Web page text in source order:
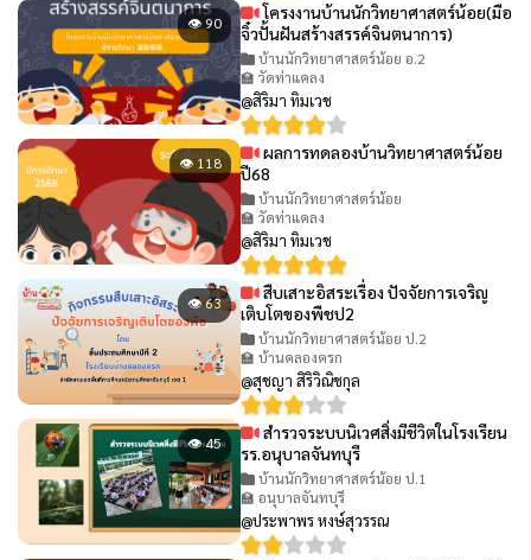
👁 90
โครงงานบ้านนักวิทยาศาสตร์น้อย(มือ
จิ๋วปั้นฝันสร้างสรรค์จินตนาการ)
บ้านนักวิทยาศาสตร์น้อย อ.2
🏫 วัดท่าแคลง
@สิริมา ทิมเวช
👁 118
ผลการทดลองบ้านวิทยาศาสตร์น้อย
ปี68
บ้านนักวิทยาศาสตร์น้อย
🏫 วัดท่าแคลง
@สิริมา ทิมเวช
👁 63
สืบเสาะอิสระเรื่อง ปัจจัยการเจริญ
เติบโตของพืชป2
บ้านนักวิทยาศาสตร์น้อย ป.2
🏫 บ้านคลองครก
@สุชญา สิริวิณิชกุล
👁 45
สำรวจระบบนิเวศสิ่งมีชีวิตในโรงเรียน
รร.อนุบาลจันทบุรี
บ้านนักวิทยาศาสตร์น้อย ป.1
🏫 อนุบาลจันทบุรี
@ประพาพร หงษ์สุวรรณ